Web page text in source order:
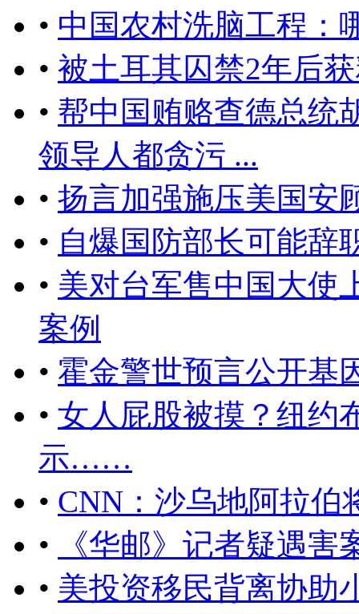
• 中国农村洗脑工程：
• 被土耳其囚禁2年后
• 帮中国贿赂查德总统
领导人都贪污 ...
• 扬言加强施压美国安
• 自爆国防部长可能辞
• 美对台军售中国大使
案例
• 霍金警世预言公开基
• 女人屁股被摸？纽约
示……
• CNN：沙乌地阿拉伯
•
《华邮》记者疑遇
• 美投资移民背离协助